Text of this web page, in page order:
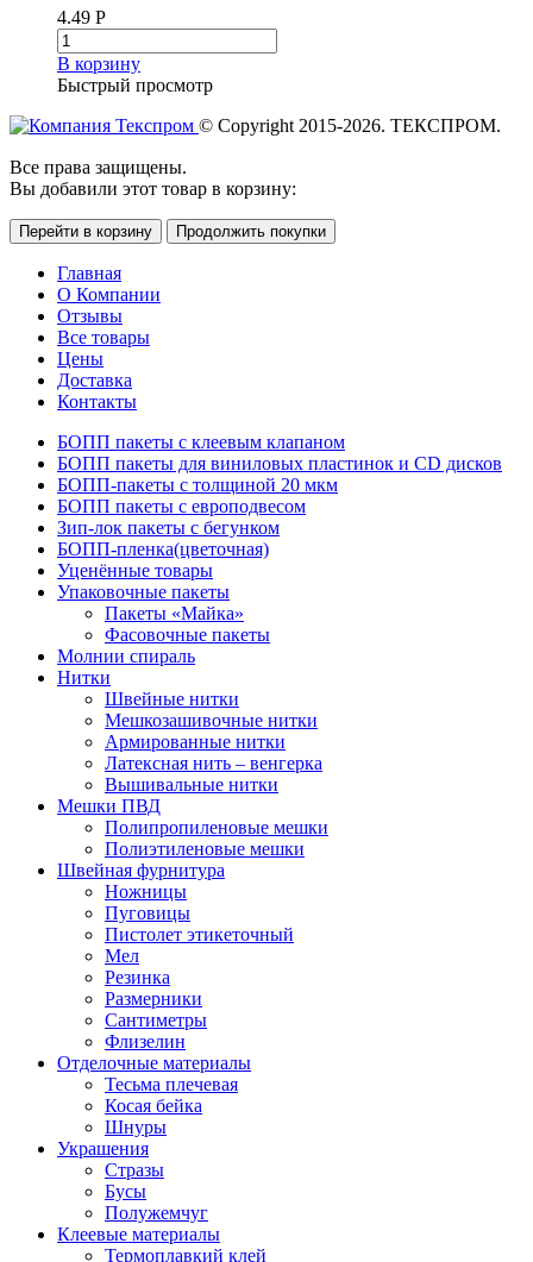
4.49 Р
В корзину
Быстрый просмотр
© Copyright 2015-2026. ТЕКСПРОМ.
Все права защищены.
Вы добавили этот товар в корзину:
Перейти в корзину Продолжить покупки
Главная
О Компании
Отзывы
Все товары
Цены
Доставка
Контакты
БОПП пакеты с клеевым клапаном
БОПП пакеты для виниловых пластинок и CD дисков
БОПП-пакеты с толщиной 20 мкм
БОПП пакеты с европодвесом
Зип-лок пакеты с бегунком
БОПП-пленка(цветочная)
Уценённые товары
Упаковочные пакеты
Пакеты «Майка»
Фасовочные пакеты
Молнии спираль
Нитки
Швейные нитки
Мешкозашивочные нитки
Армированные нитки
Латексная нить – венгерка
Вышивальные нитки
Мешки ПВД
Полипропиленовые мешки
Полиэтиленовые мешки
Швейная фурнитура
Ножницы
Пуговицы
Пистолет этикеточный
Мел
Резинка
Размерники
Сантиметры
Флизелин
Отделочные материалы
Тесьма плечевая
Косая бейка
Шнуры
Украшения
Стразы
Бусы
Полужемчуг
Клеевые материалы
Термоплавкий клей